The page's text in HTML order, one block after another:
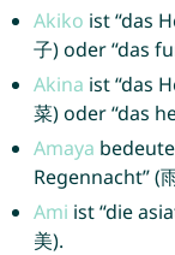
Akiko ist “das
子) oder “das
Akina ist “das
菜) oder “das
Amaya
Regennacht” (
Ami ist “die
美).